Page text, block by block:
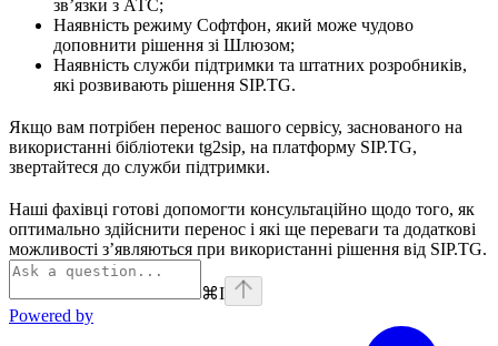
зв’язки з АТС;
Наявність режиму Софтфон, який може чудово
доповнити рішення зі Шлюзом;
Наявність служби підтримки та штатних розробників,
які розвивають рішення SIP.TG.
Якщо вам потрібен перенос вашого сервісу, заснованого на
використанні бібліотеки tg2sip, на платформу SIP.TG,
звертайтеся до служби підтримки.
Наші фахівці готові допомогти консультаційно щодо того, як
оптимально здійснити перенос і які ще переваги та додаткові
можливості з’являються при використанні рішення від SIP.TG.
⌘I
Powered by